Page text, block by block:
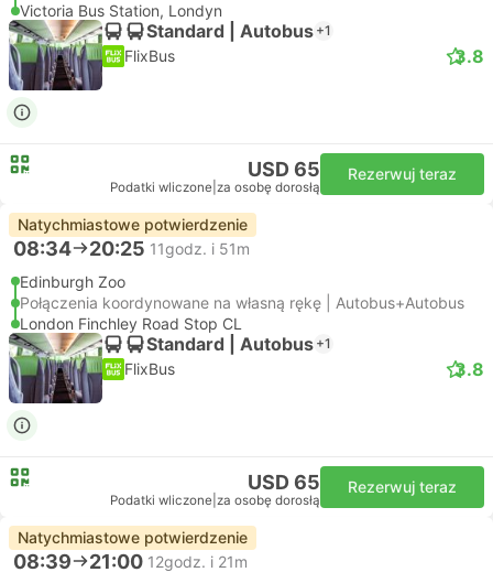
Victoria Bus Station, Londyn
Standard | Autobus +1
FlixBus 3.8
USD 65
Podatki wliczone za osobę dorosłą
Rezerwuj teraz
Natychmiastowe potwierdzenie
08:34 20:25 11godz. i 51m
Edinburgh Zoo
Połączenia koordynowane na własną rękę | Autobus+Autobus
London Finchley Road Stop CL
Standard | Autobus +1
FlixBus 3.8
USD 65
Podatki wliczone za osobę dorosłą
Rezerwuj teraz
Natychmiastowe potwierdzenie
08:39 21:00 12godz. i 21m